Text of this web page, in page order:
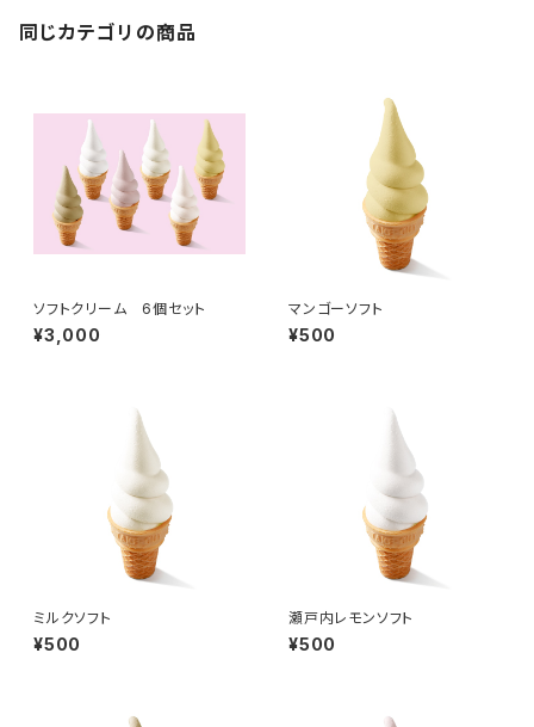
同じカテゴリの商品
ソフトクリーム 6個セット
¥3,000
マンゴーソフト
¥500
ミルクソフト
¥500
瀬戸内レモンソフト
¥500